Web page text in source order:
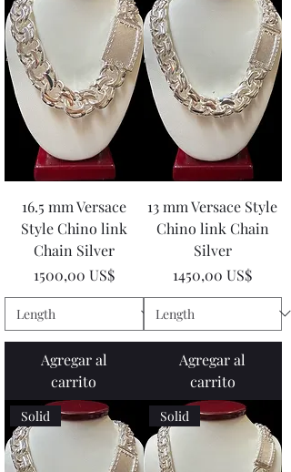
16.5 mm Versace
Style Chino link
Chain Silver
Precio
1500,00 US$
Agregar al
carrito
13 mm Versace Style
Chino link Chain
Silver
Precio
1450,00 US$
Agregar al
carrito
Solid Solid